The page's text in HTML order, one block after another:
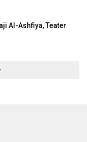
Al-Ashfiya, Teater